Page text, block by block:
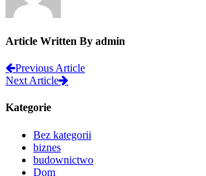
Article Written By admin
Previous Article
Next Article
Kategorie
Bez kategorii
biznes
budownictwo
Dom